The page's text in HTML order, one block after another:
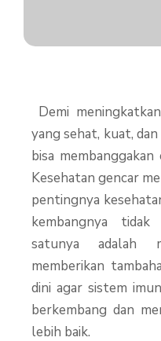
Demi
yang sehat, kuat,
bisa
Kesehatan gencar
pentingnya
kembangnya
satunya adalah
memberikan
dini agar sistem
berkembang dan
lebih baik.